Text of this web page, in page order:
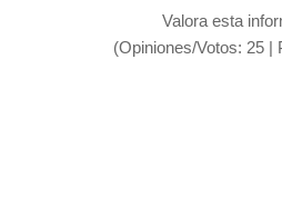
Valora esta
(Opiniones/Votos: 25 |